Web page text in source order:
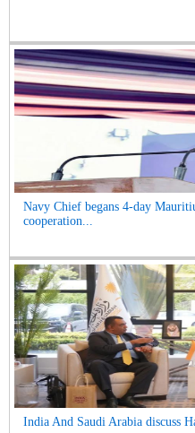
Navy Chief begans 4-day
cooperation...
India And Saudi Arabia discuss